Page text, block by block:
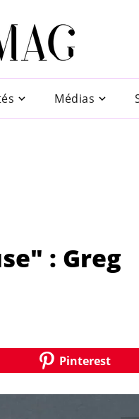
Médias
: Greg
Pinterest